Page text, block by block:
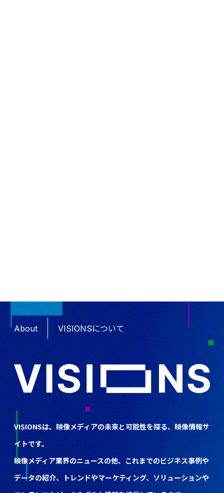
About VISIONSについて
VISIONSは、映像メディアの未来と可能性を探る、映像情報サ
イトです。
映像メディア業界のニュースの他、これまでのビジネス事例や
データの紹介、トレンドやマーケティング、ソリューションや